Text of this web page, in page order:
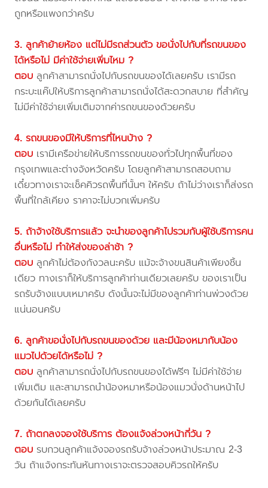
ถูกหรือแพงกว่าครับ
3. ลูกค้าย้ายห้อง แต่ไม่มีรถส่วนตัว ขอนั่งไปกับที่รถขนของ
ได้หรือไม่ มีค่าใช้จ่ายเพิ่มไหม ?
ตอบ ลูกค้าสามารถนั่งไปกับรถขนของได้เลยครับ เรามีรถ
กระบะแค๊ปให้บริการลูกค้าสามารถนั่งได้สะดวกสบาย ที่สำคัญ
ไม่มีค่าใช้จ่ายเพิ่มเติมจากค่ารถขนของด้วยครับ
4. รถขนของมีให้บริการที่ไหนบ้าง ?
ตอบ เรามีเครือข่ายให้บริการรถขนของทั่วไปทุกพื้นที่ของ
กรุงเทพและต่างจังหวัดครับ โดยลูกค้าสามารถสอบถาม
เดี๋ยวทางเราจะเช็คคิวรถพื้นที่นั้นๆ ให้ครับ ถ้าไม่ว่างเราก็ส่งรถ
พื้นที่ใกล้เคียง ราคาจะไม่บวกเพิ่มครับ
5. ถ้าจ้างใช้บริการแล้ว จะนำของลูกค้าไปรวมกับผู้ใช้บริการคน
อื่นหรือไม่ ทำให้ส่งของล่าช้า ?
ตอบ ลูกค้าไม่ต้องกังวลนะครับ แม้จะจ้างขนสินค้าเพียงชิ้น
เดียว ทางเราก็ให้บริการลูกค้าท่านเดียวเลยครับ ของเราเป็น
รถรับจ้างแบบเหมาครับ ดังนั้นจะไม่มีของลูกค้าท่านพ่วงด้วย
แน่นอนครับ
6. ลูกค้าขอนั่งไปกับรถขนของด้วย และมีน้องหมากับน้อง
แมวไปด้วยได้หรือไม่ ?
ตอบ ลูกค้าสามารถนั่งไปกับรถขนของได้ฟรีๆ ไม่มีค่าใช้จ่าย
เพิ่มเติม และสามารถนำน้องหมาหรือน้องแมวนั่งด้านหน้าไป
ด้วยกันได้เลยครับ
7. ถ้าตกลงจองใช้บริการ ต้องแจ้งล่วงหน้ากี่วัน ?
ตอบ รบกวนลูกค้าแจ้งจองรถรับจ้างล่วงหน้าประมาณ 2-3
วัน ถ้าแจ้งกระทันหันทางเราจะตรวจสอบคิวรถให้ครับ